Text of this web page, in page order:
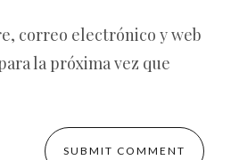
correo electrónico y web
la próxima vez que